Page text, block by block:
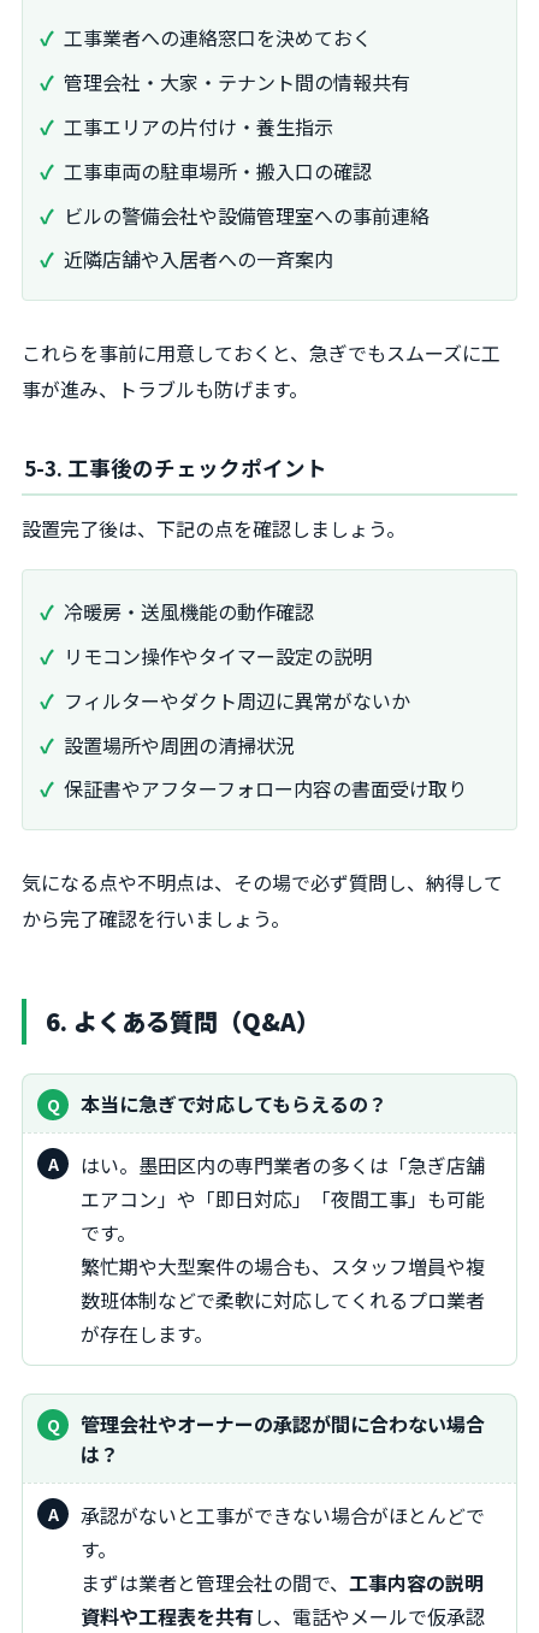
工事業者への連絡窓口を決めておく
管理会社・大家・テナント間の情報共有
工事エリアの片付け・養生指示
工事車両の駐車場所・搬入口の確認
ビルの警備会社や設備管理室への事前連絡
近隣店舗や入居者への一斉案内
これらを事前に用意しておくと、急ぎでもスムーズに工
事が進み、トラブルも防げます。
5-3. 工事後のチェックポイント
設置完了後は、下記の点を確認しましょう。
冷暖房・送風機能の動作確認
リモコン操作やタイマー設定の説明
フィルターやダクト周辺に異常がないか
設置場所や周囲の清掃状況
保証書やアフターフォロー内容の書面受け取り
気になる点や不明点は、その場で必ず質問し、納得して
から完了確認を行いましょう。
6. よくある質問（Q&A）
本当に急ぎで対応してもらえるの？
はい。墨田区内の専門業者の多くは「急ぎ店舗
エアコン」や「即日対応」「夜間工事」も可能
です。
繁忙期や大型案件の場合も、スタッフ増員や複
数班体制などで柔軟に対応してくれるプロ業者
が存在します。
管理会社やオーナーの承認が間に合わない場合
は？
承認がないと工事ができない場合がほとんどで
す。
まずは業者と管理会社の間で、 工事内容の説明
資料や工程表を共有し、電話やメールで仮承認